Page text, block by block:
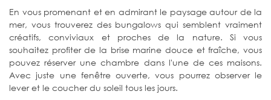
En vous promenant et en admirant le paysage autour de la
mer, vous trouverez des bungalows qui semblent vraiment
créatifs, conviviaux et proches de la nature. Si vous
souhaitez profiter de la brise marine douce et fraîche, vous
pouvez réserver une chambre dans l'une de ces maisons.
Avec juste une fenêtre ouverte, vous pourrez observer le
lever et le coucher du soleil tous les jours.